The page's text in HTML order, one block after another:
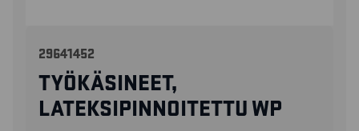
29641452
TYÖKÄSINEET,
LATEKSIPINNOITETTU WP